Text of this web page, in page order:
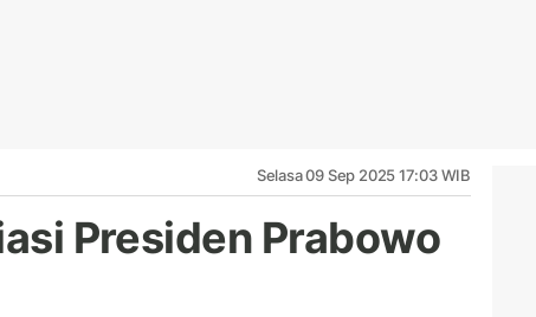
Selasa 09 Sep 2025 17:03 WIB
Presiden Prabowo